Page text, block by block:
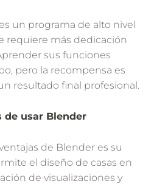
un programa de alto nivel
requiere más dedicación
sus funciones
pero la recompensa es
resultado final profesional.
de usar Blender
de Blender es su
el diseño de casas en
de visualizaciones y